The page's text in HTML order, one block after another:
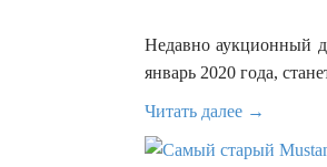
Недавно аукционный
январь 2020 года,
Читать далее →